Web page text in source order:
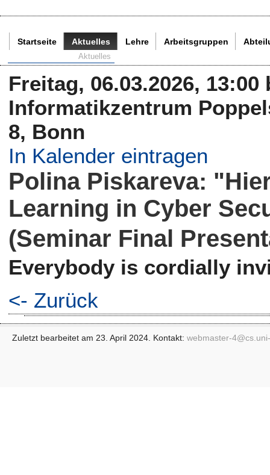
Startseite Aktuelles Lehre Arbeitsgruppen
Aktuelles
Freitag, 06.03.2026,
Informatikzentrum
8, Bonn
In Kalender eintragen
Polina Piskareva:
Learning in Cyber
(Seminar Final
Everybody is cordially
<- Zurück
Zuletzt bearbeitet am 23. April 2024. Kontakt: webmaster-4@